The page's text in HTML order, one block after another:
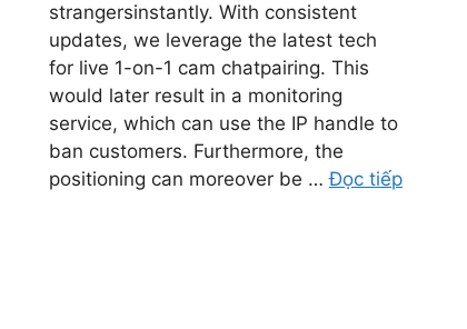
strangersinstantly. With consistent
updates, we leverage the latest tech
for live 1-on-1 cam chatpairing. This
would later result in a monitoring
service, which can use the IP handle to
ban customers. Furthermore, the
positioning can moreover be …Đọc tiếp